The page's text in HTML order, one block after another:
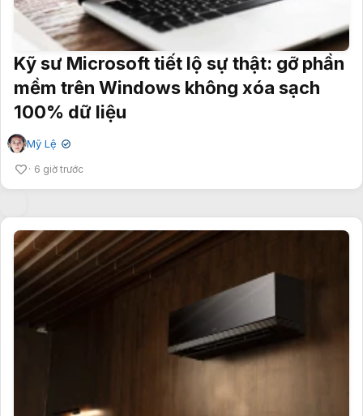
Kỹ sư Microsoft tiết lộ sự thật: gỡ phần
mềm trên Windows không xóa sạch
100% dữ liệu
Mỹ Lệ ✔
6 giờ trước